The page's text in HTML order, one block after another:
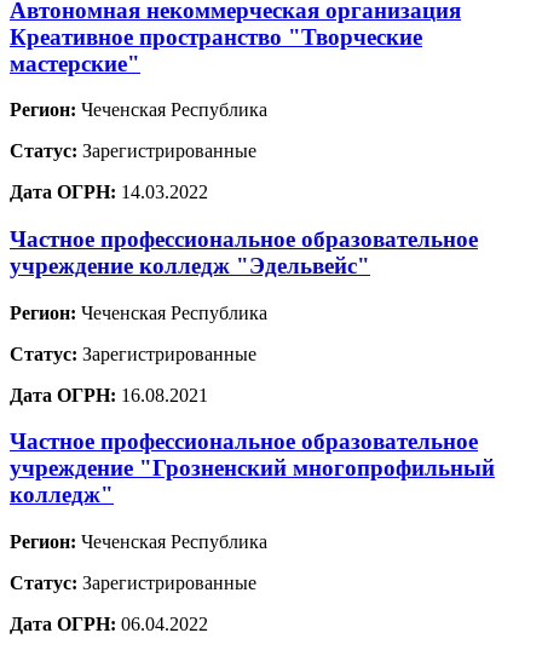
Автономная некоммерческая организация
Креативное пространство "Творческие
мастерские"
Регион: Чеченская Республика
Статус: Зарегистрированные
Дата ОГРН: 14.03.2022
Частное профессиональное образовательное
учреждение колледж "Эдельвейс"
Регион: Чеченская Республика
Статус: Зарегистрированные
Дата ОГРН: 16.08.2021
Частное профессиональное образовательное
учреждение "Грозненский многопрофильный
колледж"
Регион: Чеченская Республика
Статус: Зарегистрированные
Дата ОГРН: 06.04.2022